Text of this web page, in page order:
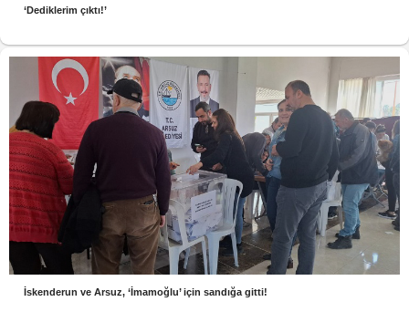
‘Dediklerim çıktı!’
İskenderun ve Arsuz, ‘İmamoğlu’ için sandığa gitti!